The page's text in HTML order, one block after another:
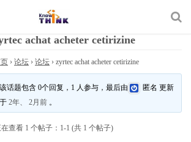
achat acheter cetirizine
› 论坛 › 论坛 › zyrtec achat acheter cetirizine
该话题包含 0个回复，1 人参与，最后由 匿名 更新
于2年、 2月前 。
查看 1 个帖子：1-1 (共 1 个帖子)